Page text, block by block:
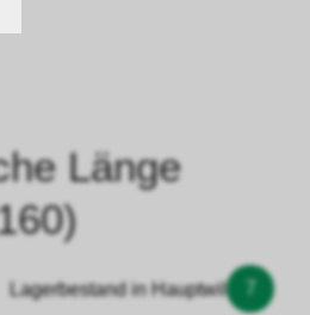
Länge
Lagerbestand in Hauptwil 7